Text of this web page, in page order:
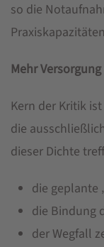
so die
Mehr
Kern der Kritik
die
dieser Dichte
die geplante
die Bindung
der Wegfall